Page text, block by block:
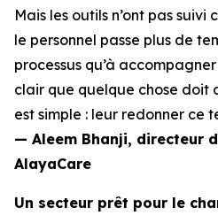
Mais les outils n’ont pas
le personnel passe plus de
processus qu’à
clair que quelque chose doit
est simple : leur redonner ce
— Aleem Bhanji, directeur
AlayaCare
Un secteur prêt pour le